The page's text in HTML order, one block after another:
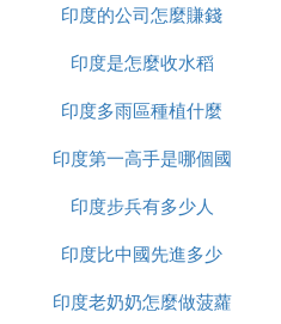
印度的公司怎麼賺錢
印度是怎麼收水稻
印度多雨區種植什麼
印度第一高手是哪個國
家
印度步兵有多少人
印度比中國先進多少
印度老奶奶怎麼做菠蘿